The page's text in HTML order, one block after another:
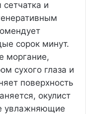
и
сорок минут.
моргание,
сухого глаза и
поверхность
окулист
увлажняющие